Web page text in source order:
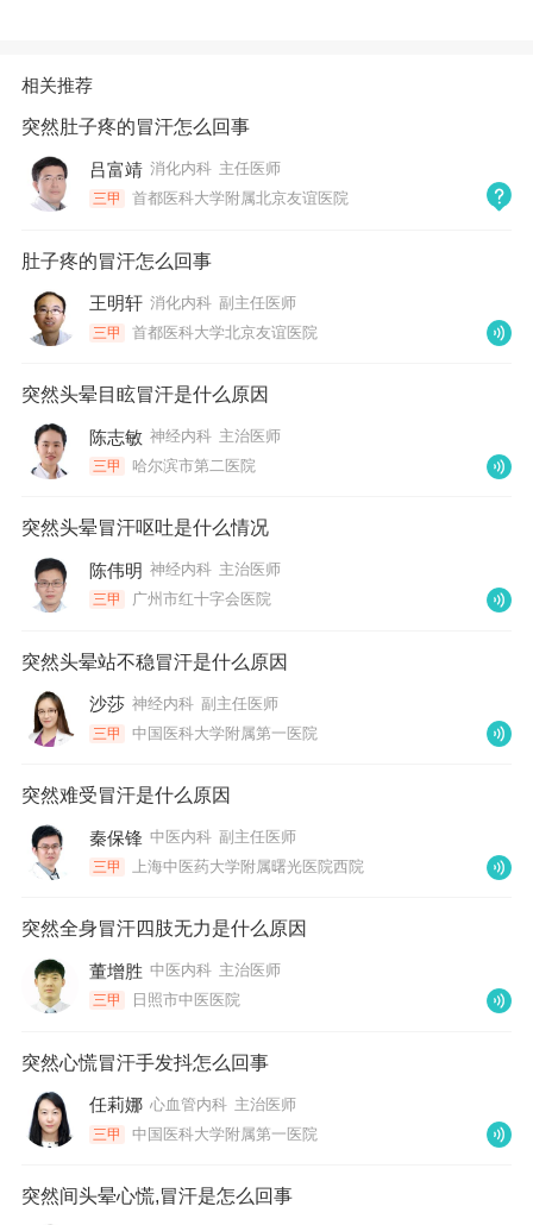
相关推荐
突然肚子疼的冒汗怎么回事
吕富靖 消化内科 主任医师
三甲 首都医科大学附属北京友谊医院
肚子疼的冒汗怎么回事
王明轩 消化内科 副主任医师
三甲 首都医科大学北京友谊医院
突然头晕目眩冒汗是什么原因
陈志敏 神经内科 主治医师
三甲 哈尔滨市第二医院
突然头晕冒汗呕吐是什么情况
陈伟明 神经内科 主治医师
三甲 广州市红十字会医院
突然头晕站不稳冒汗是什么原因
沙莎 神经内科 副主任医师
三甲 中国医科大学附属第一医院
突然难受冒汗是什么原因
秦保锋 中医内科 副主任医师
三甲 上海中医药大学附属曙光医院西院
突然全身冒汗四肢无力是什么原因
董增胜 中医内科 主治医师
三甲 日照市中医医院
突然心慌冒汗手发抖怎么回事
任莉娜 心血管内科 主治医师
三甲 中国医科大学附属第一医院
突然间头晕心慌,冒汗是怎么回事